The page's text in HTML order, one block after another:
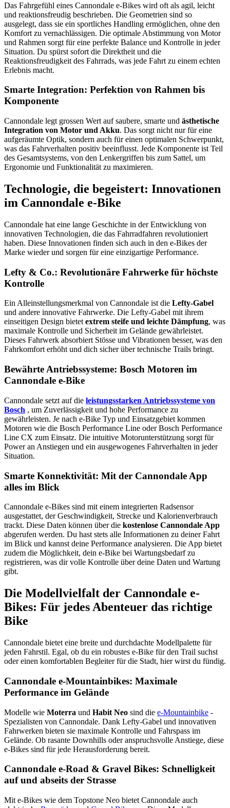
Das Fahrgefühl eines Cannondale e-Bikes wird oft als agil, leicht
und reaktionsfreudig beschrieben. Die Geometrien sind so
ausgelegt, dass sie ein sportliches Handling ermöglichen, ohne den
Komfort zu vernachlässigen. Die optimale Abstimmung von Motor
und Rahmen sorgt für eine perfekte Balance und Kontrolle in jeder
Situation. Du spürst sofort die Direktheit und die
Reaktionsfreudigkeit des Fahrrads, was jede Fahrt zu einem echten
Erlebnis macht.
Smarte Integration: Perfektion von Rahmen bis
Komponente
Cannondale legt grossen Wert auf saubere, smarte und ästhetische
Integration von Motor und Akku. Das sorgt nicht nur für eine
aufgeräumte Optik, sondern auch für einen optimalen Schwerpunkt,
was das Fahrverhalten positiv beeinflusst. Jede Komponente ist Teil
des Gesamtsystems, von den Lenkergriffen bis zum Sattel, um
Ergonomie und Funktionalität zu maximieren.
Technologie, die begeistert: Innovationen
im Cannondale e-Bike
Cannondale hat eine lange Geschichte in der Entwicklung von
innovativen Technologien, die das Fahrradfahren revolutioniert
haben. Diese Innovationen finden sich auch in den e-Bikes der
Marke wieder und sorgen für eine einzigartige Performance.
Lefty & Co.: Revolutionäre Fahrwerke für höchste
Kontrolle
Ein Alleinstellungsmerkmal von Cannondale ist die Lefty-Gabel
und andere innovative Fahrwerke. Die Lefty-Gabel mit ihrem
einseitigen Design bietet extrem steife und leichte Dämpfung, was
maximale Kontrolle und Sicherheit im Gelände gewährleistet.
Dieses Fahrwerk absorbiert Stösse und Vibrationen besser, was den
Fahrkomfort erhöht und dich sicher über technische Trails bringt.
Bewährte Antriebssysteme: Bosch Motoren im
Cannondale e-Bike
Cannondale setzt auf die leistungsstarken Antriebssysteme von
Bosch , um Zuverlässigkeit und hohe Performance zu
gewährleisten. Je nach e-Bike Typ und Einsatzgebiet kommen
Motoren wie die Bosch Performance Line oder Bosch Performance
Line CX zum Einsatz. Die intuitive Motorunterstützung sorgt für
Power an Anstiegen und ein ausgewogenes Fahrverhalten in jeder
Situation.
Smarte Konnektivität: Mit der Cannondale App
alles im Blick
Cannondale e-Bikes sind mit einem integrierten Radsensor
ausgestattet, der Geschwindigkeit, Strecke und Kalorienverbrauch
trackt. Diese Daten können über die kostenlose Cannondale App
abgerufen werden. Du hast stets alle Informationen zu deiner Fahrt
im Blick und kannst deine Performance analysieren. Die App bietet
zudem die Möglichkeit, dein e-Bike bei Wartungsbedarf zu
registrieren, was dir volle Kontrolle über deine Daten und Wartung
gibt.
Die Modellvielfalt der Cannondale e-
Bikes: Für jedes Abenteuer das richtige
Bike
Cannondale bietet eine breite und durchdachte Modellpalette für
jeden Fahrstil. Egal, ob du ein robustes e-Bike für den Trail suchst
oder einen komfortablen Begleiter für die Stadt, hier wirst du fündig.
Cannondale e-Mountainbikes: Maximale
Performance im Gelände
Modelle wie Moterra und Habit Neo sind die e-Mountainbike -
Spezialisten von Cannondale. Dank Lefty-Gabel und innovativen
Fahrwerken bieten sie maximale Kontrolle und Fahrspass im
Gelände. Ob rasante Downhills oder anspruchsvolle Anstiege, diese
e-Bikes sind für jede Herausforderung bereit.
Cannondale e-Road & Gravel Bikes: Schnelligkeit
auf und abseits der Strasse
Mit e-Bikes wie dem Topstone Neo bietet Cannondale auch